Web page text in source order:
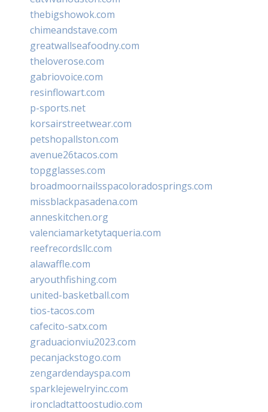
thebigshowok.com
chimeandstave.com
greatwallseafoodny.com
theloverose.com
gabriovoice.com
resinflowart.com
p-sports.net
korsairstreetwear.com
petshopallston.com
avenue26tacos.com
topgglasses.com
broadmoornailsspacoloradosprings.com
missblackpasadena.com
anneskitchen.org
valenciamarketytaqueria.com
reefrecordsllc.com
alawaffle.com
aryouthfishing.com
united-basketball.com
tios-tacos.com
cafecito-satx.com
graduacionviu2023.com
pecanjackstogo.com
zengardendayspa.com
sparklejewelryinc.com
ironcladtattoostudio.com